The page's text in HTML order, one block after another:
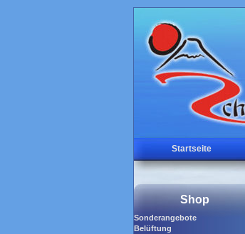
Startseite
Shop
Sonderangebote
Belüftung